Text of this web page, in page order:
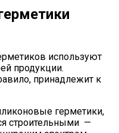
используют
продукции.
принадлежит к
герметики,
строительными —